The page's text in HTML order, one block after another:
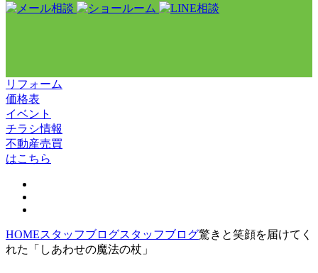
リフォーム
価格表
イベント
チラシ情報
不動産売買
はこちら
HOMEスタッフブログスタッフブログ驚きと笑顔を届けてく
れた「しあわせの魔法の杖」